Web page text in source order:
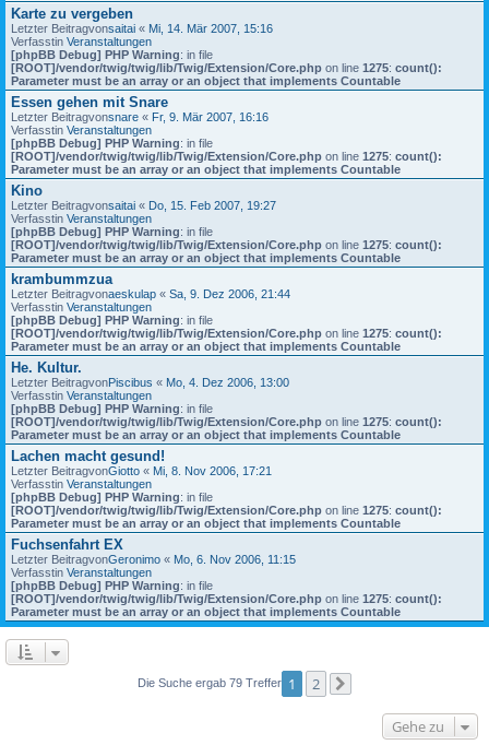
Karte zu vergeben
Letzter Beitragvonsaitai « Mi, 14. Mär 2007, 15:16
Verfasstin Veranstaltungen
[phpBB Debug] PHP Warning: in file
[ROOT]/vendor/twig/twig/lib/Twig/Extension/Core.php on line 1275: count():
Parameter must be an array or an object that implements Countable
Essen gehen mit Snare
Letzter Beitragvonsnare « Fr, 9. Mär 2007, 16:16
Verfasstin Veranstaltungen
[phpBB Debug] PHP Warning: in file
[ROOT]/vendor/twig/twig/lib/Twig/Extension/Core.php on line 1275: count():
Parameter must be an array or an object that implements Countable
Kino
Letzter Beitragvonsaitai « Do, 15. Feb 2007, 19:27
Verfasstin Veranstaltungen
[phpBB Debug] PHP Warning: in file
[ROOT]/vendor/twig/twig/lib/Twig/Extension/Core.php on line 1275: count():
Parameter must be an array or an object that implements Countable
krambummzua
Letzter Beitragvonaeskulap « Sa, 9. Dez 2006, 21:44
Verfasstin Veranstaltungen
[phpBB Debug] PHP Warning: in file
[ROOT]/vendor/twig/twig/lib/Twig/Extension/Core.php on line 1275: count():
Parameter must be an array or an object that implements Countable
He. Kultur.
Letzter BeitragvonPiscibus « Mo, 4. Dez 2006, 13:00
Verfasstin Veranstaltungen
[phpBB Debug] PHP Warning: in file
[ROOT]/vendor/twig/twig/lib/Twig/Extension/Core.php on line 1275: count():
Parameter must be an array or an object that implements Countable
Lachen macht gesund!
Letzter BeitragvonGiotto « Mi, 8. Nov 2006, 17:21
Verfasstin Veranstaltungen
[phpBB Debug] PHP Warning: in file
[ROOT]/vendor/twig/twig/lib/Twig/Extension/Core.php on line 1275: count():
Parameter must be an array or an object that implements Countable
Fuchsenfahrt EX
Letzter BeitragvonGeronimo « Mo, 6. Nov 2006, 11:15
Verfasstin Veranstaltungen
[phpBB Debug] PHP Warning: in file
[ROOT]/vendor/twig/twig/lib/Twig/Extension/Core.php on line 1275: count():
Parameter must be an array or an object that implements Countable
Die Suche ergab 79 Treffer 1 2
Gehe zu